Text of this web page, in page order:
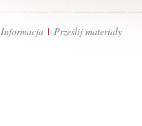
Informacja | Prześlij materiały